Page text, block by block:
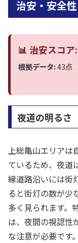
治安・安全性
📊 治安スコア
根拠データ:43点
夜道の明るさ
上総亀山エリアは
ているため、夜道
線道路沿いには街
ると街灯の数が少
多く見られます。
は、夜間の視認性
な注意が必要です。